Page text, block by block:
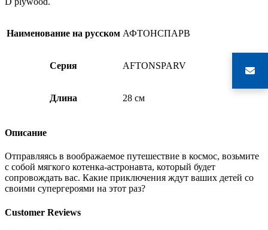
Наименование на русском АФТОНСПАРВ
Серия AFTONSPARV
Длина 28 см
Описание
Отправляясь в воображаемое путешествие в космос, возьмите
с собой мягкого котенка-астронавта, который будет
сопровождать вас. Какие приключения ждут ваших детей со
своими супергероями на этот раз?
Customer Reviews